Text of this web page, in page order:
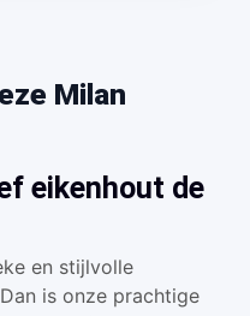
Milan
eikenhout de
en stijlvolle
is onze prachtige